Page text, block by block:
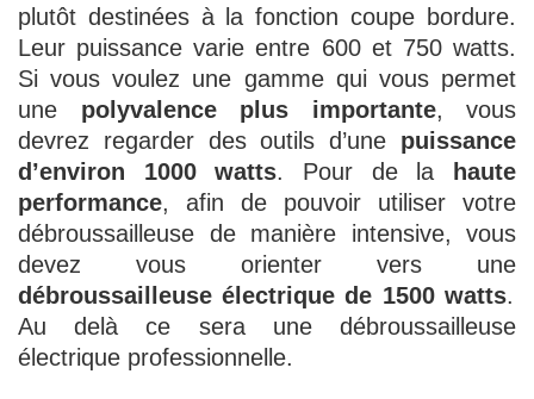
plutôt destinées à la fonction coupe bordure.
Leur puissance varie entre 600 et 750 watts.
Si vous voulez une gamme qui vous permet
une polyvalence plus importante, vous
devrez regarder des outils d’une puissance
d’environ 1000 watts. Pour de la haute
performance, afin de pouvoir utiliser votre
débroussailleuse de manière intensive, vous
devez vous orienter vers une
débroussailleuse électrique de 1500 watts.
Au delà ce sera une débroussailleuse
électrique professionnelle.